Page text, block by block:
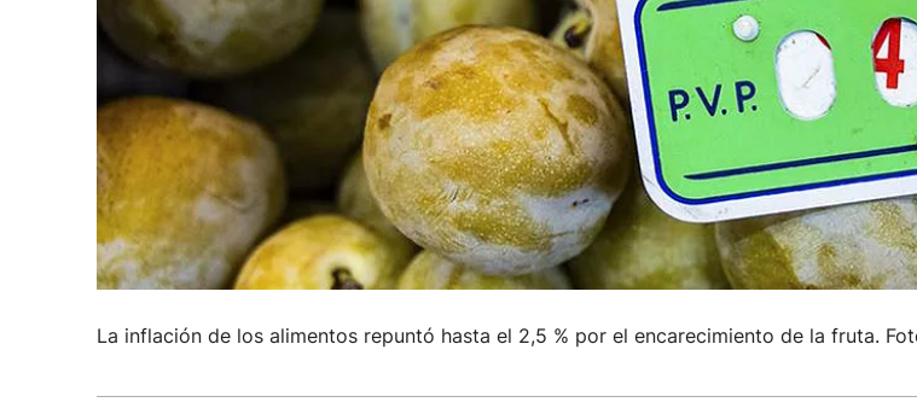
La inflación de los alimentos repuntó hasta el 2,5 % por el encarecimiento de la fruta.